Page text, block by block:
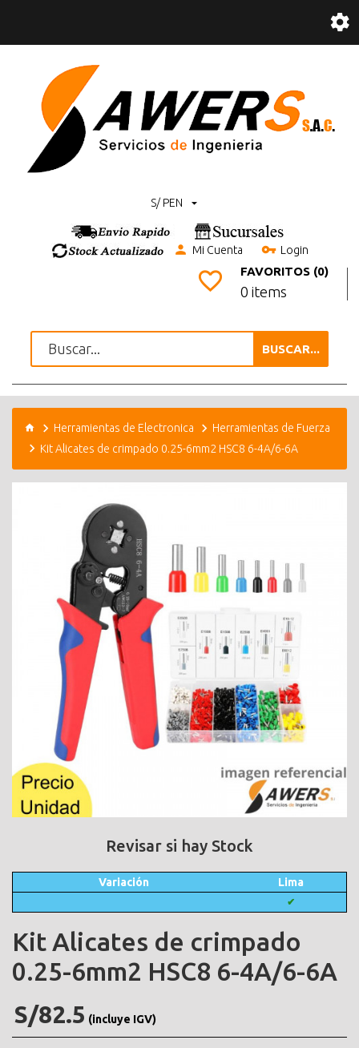
S/ PEN
Mi Cuenta Login
FAVORITOS (0)
0 items
BUSCAR...
Herramientas de Electronica
Herramientas de Fuerza
Kit Alicates de crimpado 0.25-6mm2 HSC8 6-4A/6-6A
Revisar si hay Stock
Variación Lima
✔
Kit Alicates de crimpado
0.25-6mm2 HSC8 6-4A/6-6A
S/82.5 (incluye IGV)